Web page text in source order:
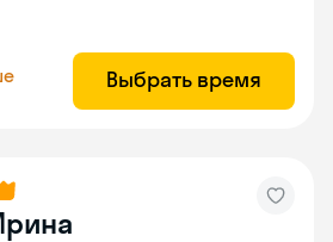
Выбрать время